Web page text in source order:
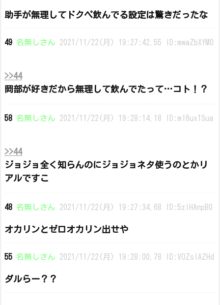
助手が無理してドクペ飲んでる設定は驚きだったな
49 名無しさん 2021/11/22(月) 19:27:42.55 ID:mwaZbXfM0
>>44
岡部が好きだから無理して飲んでたって…コト！？
58 名無しさん 2021/11/22(月) 19:28:14.18 ID:mI6ux1Sua
>>44
ジョジョ全く知らんのにジョジョネタ使うのとかリ
アルですこ
48 名無しさん 2021/11/22(月) 19:27:34.68 ID:5zlHAnpB0
オカリンとゼロオカリン出せや
55 名無しさん 2021/11/22(月) 19:28:00.78 ID:VOZsIAZHd
ダルらー？？